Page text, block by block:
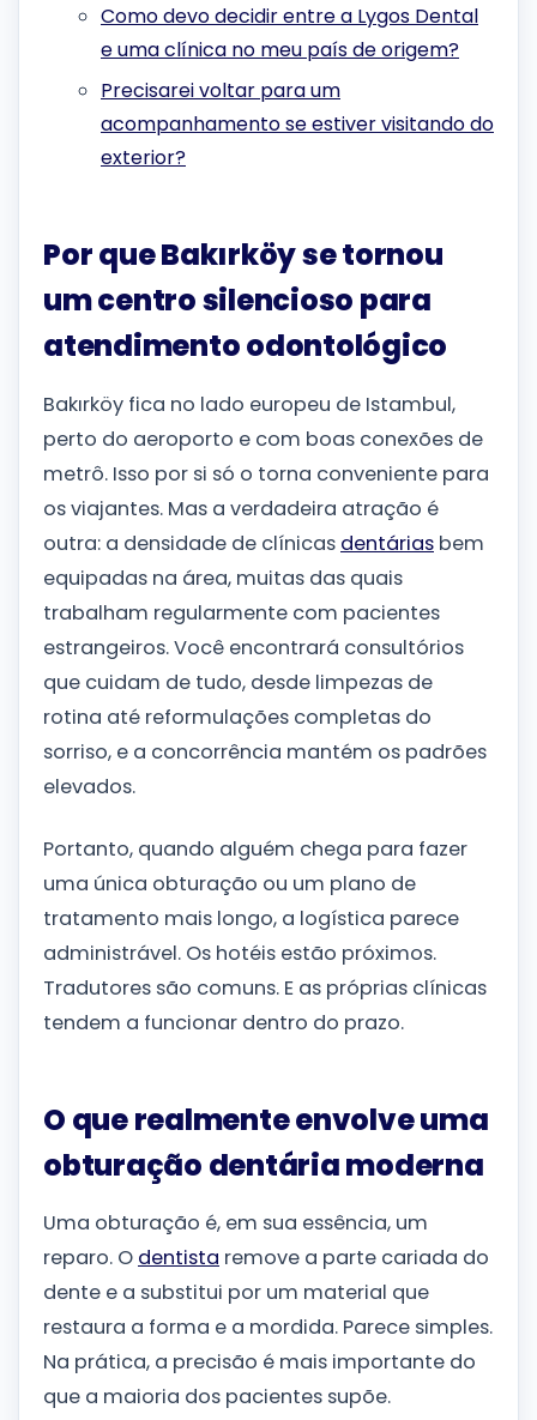
Como devo decidir entre a Lygos Dental
e uma clínica no meu país de origem?
Precisarei voltar para um
acompanhamento se estiver visitando do
exterior?
Por que Bakırköy se tornou
um centro silencioso para
atendimento odontológico
Bakırköy fica no lado europeu de Istambul,
perto do aeroporto e com boas conexões de
metrô. Isso por si só o torna conveniente para
os viajantes. Mas a verdadeira atração é
outra: a densidade de clínicas dentárias bem
equipadas na área, muitas das quais
trabalham regularmente com pacientes
estrangeiros. Você encontrará consultórios
que cuidam de tudo, desde limpezas de
rotina até reformulações completas do
sorriso, e a concorrência mantém os padrões
elevados.
Portanto, quando alguém chega para fazer
uma única obturação ou um plano de
tratamento mais longo, a logística parece
administrável. Os hotéis estão próximos.
Tradutores são comuns. E as próprias clínicas
tendem a funcionar dentro do prazo.
O que realmente envolve uma
obturação dentária moderna
Uma obturação é, em sua essência, um
reparo. O dentista remove a parte cariada do
dente e a substitui por um material que
restaura a forma e a mordida. Parece simples.
Na prática, a precisão é mais importante do
que a maioria dos pacientes supõe.